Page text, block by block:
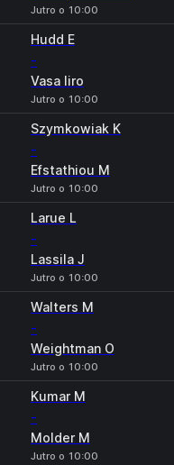
Jutro o 10:00
Hudd E
-
Vasa Iiro
Jutro o 10:00
Szymkowiak K
-
Efstathiou M
Jutro o 10:00
Larue L
-
Lassila J
Jutro o 10:00
Walters M
-
Weightman O
Jutro o 10:00
Kumar M
-
Molder M
Jutro o 10:00